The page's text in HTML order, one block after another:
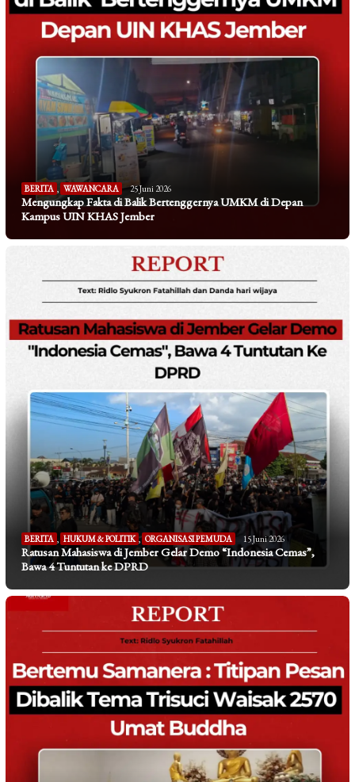
BERITA , WAWANCARA 25 Juni 2026
Mengungkap Fakta di Balik Bertenggernya UMKM di Depan
Kampus UIN KHAS Jember
BERITA , HUKUM & POLITIK , ORGANISASI PEMUDA 15 Juni 2026
Ratusan Mahasiswa di Jember Gelar Demo “Indonesia Cemas”,
Bawa 4 Tuntutan ke DPRD